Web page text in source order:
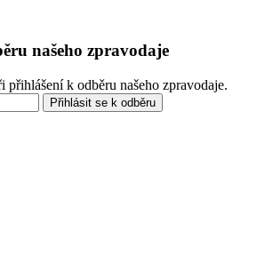
našeho zpravodaje
přihlášení k odběru našeho zpravodaje.
Přihlásit se k odběru